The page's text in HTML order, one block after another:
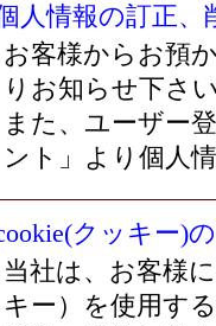
人情報の訂正、
お客様からお預
りお知らせ下さ
また、ユーザー
ント」より個人
クッキー)
当社は、お客様
キー）を使用す